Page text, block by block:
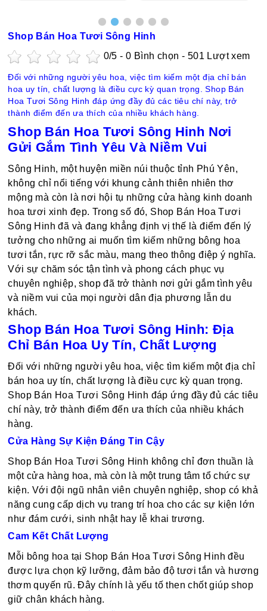
Shop Bán Hoa Tươi Sông Hinh
0/5 -0 Bình chọn - 501 Lượt xem
Đối với những người yêu hoa, việc tìm kiếm một địa chỉ bán
hoa uy tín, chất lượng là điều cực kỳ quan trọng. Shop Bán
Hoa Tươi Sông Hinh đáp ứng đầy đủ các tiêu chí này, trở
thành điểm đến ưa thích của nhiều khách hàng.
Shop Bán Hoa Tươi Sông Hinh Nơi
Gửi Gắm Tình Yêu Và Niềm Vui
Sông Hinh, một huyện miền núi thuộc tỉnh Phú Yên,
không chỉ nổi tiếng với khung cảnh thiên nhiên thơ
mộng mà còn là nơi hội tụ những cửa hàng kinh doanh
hoa tươi xinh đẹp. Trong số đó, Shop Bán Hoa Tươi
Sông Hinh đã và đang khẳng định vị thế là điểm đến lý
tưởng cho những ai muốn tìm kiếm những bông hoa
tươi tắn, rực rỡ sắc màu, mang theo thông điệp ý nghĩa.
Với sự chăm sóc tận tình và phong cách phục vụ
chuyên nghiệp, shop đã trở thành nơi gửi gắm tình yêu
và niềm vui của mọi người dân địa phương lẫn du
khách.
Shop Bán Hoa Tươi Sông Hinh: Địa
Chỉ Bán Hoa Uy Tín, Chất Lượng
Đối với những người yêu hoa, việc tìm kiếm một địa chỉ
bán hoa uy tín, chất lượng là điều cực kỳ quan trọng.
Shop Bán Hoa Tươi Sông Hinh đáp ứng đầy đủ các tiêu
chí này, trở thành điểm đến ưa thích của nhiều khách
hàng.
Cửa Hàng Sự Kiện Đáng Tin Cậy
Shop Bán Hoa Tươi Sông Hinh không chỉ đơn thuần là
một cửa hàng hoa, mà còn là một trung tâm tổ chức sự
kiện. Với đội ngũ nhân viên chuyên nghiệp, shop có khả
năng cung cấp dịch vụ trang trí hoa cho các sự kiện lớn
như đám cưới, sinh nhật hay lễ khai trương.
Cam Kết Chất Lượng
Mỗi bông hoa tại Shop Bán Hoa Tươi Sông Hinh đều
được lựa chọn kỹ lưỡng, đảm bảo độ tươi tắn và hương
thơm quyến rũ. Đây chính là yếu tố then chốt giúp shop
giữ chân khách hàng.